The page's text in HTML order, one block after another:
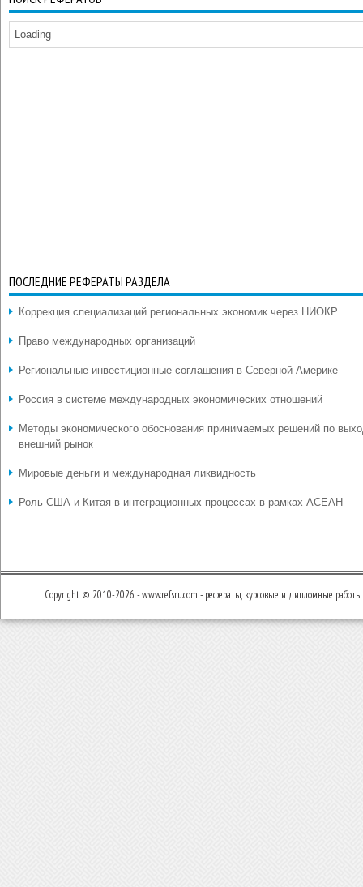
Loading
ПОСЛЕДНИЕ РЕФЕРАТЫ РАЗДЕЛА
Коррекция специализаций региональных экономик через НИОКР
Право международных организаций
Региональные инвестиционные соглашения в Северной Америке
Россия в системе международных экономических отношений
Методы экономического обоснования принимаемых решений по
внешний рынок
Мировые деньги и международная ликвидность
Роль США и Китая в интеграционных процессах в рамках АСЕАН
Copyright © 2010-2026 - www.refsru.com - рефераты, курсовые и дипломные работы